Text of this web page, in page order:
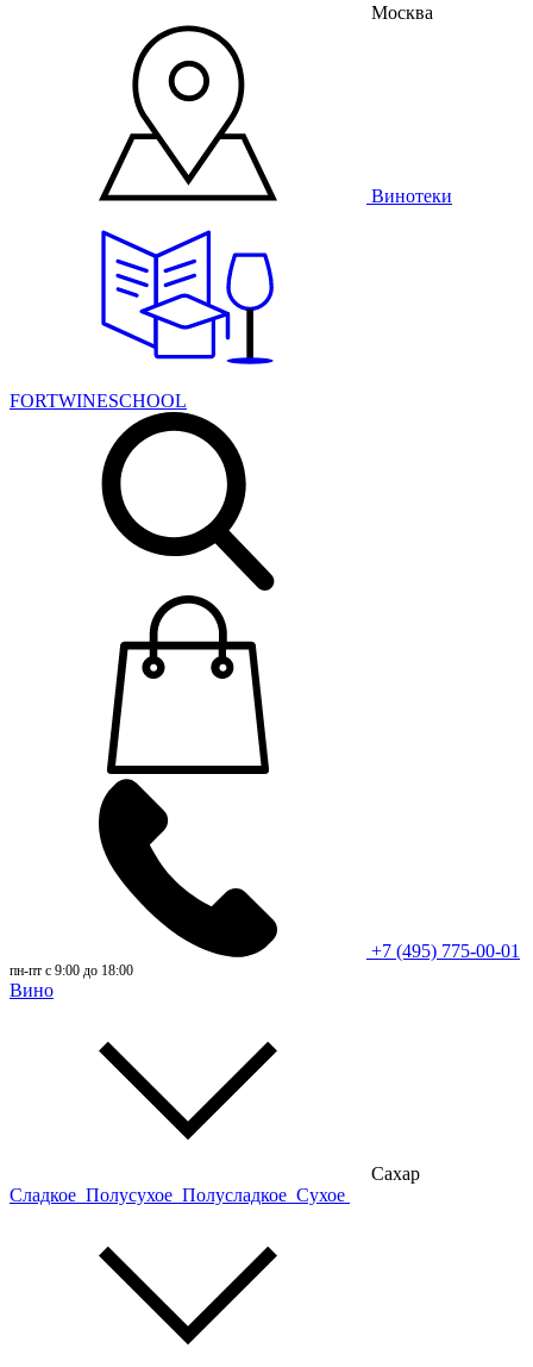
Москва
Винотеки
FORTWINESCHOOL
+7 (495) 775-00-01
пн-пт с 9:00 до 18:00
Вино
Сахар
Сладкое Полусухое Полусладкое Сухое